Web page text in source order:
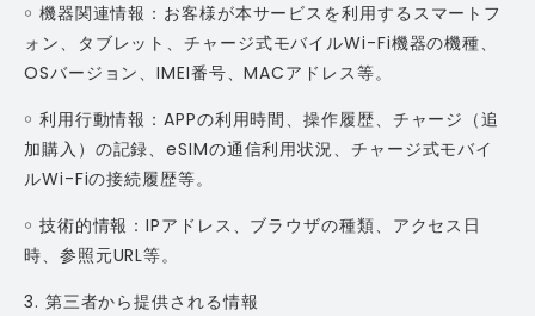
￮ 機器関連情報：お客様が本サービスを利用するスマートフ
ォン、タブレット、チャージ式モバイルWi-Fi機器の機種、
OSバージョン、IMEI番号、MACアドレス等。
￮ 利用行動情報：APPの利用時間、操作履歴、チャージ（追
加購入）の記録、eSIMの通信利用状況、チャージ式モバイ
ルWi-Fiの接続履歴等。
￮ 技術的情報：IPアドレス、ブラウザの種類、アクセス日
時、参照元URL等。
3. 第三者から提供される情報